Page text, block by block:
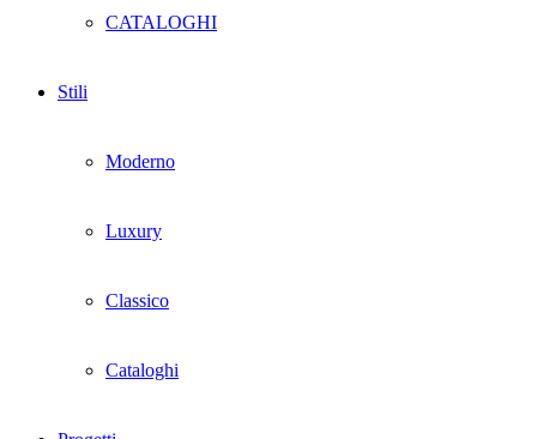
CATALOGHI
Stili
Moderno
Luxury
Classico
Cataloghi